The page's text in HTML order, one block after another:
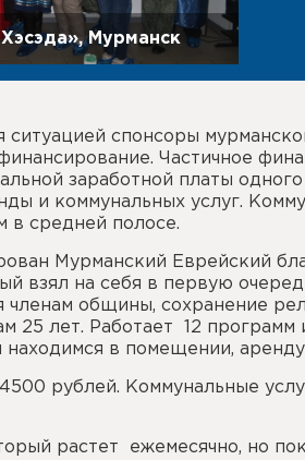
Мурманск
ситуацией спонсоры
Частичное
заработной платы
и коммунальных услуг.
в средней полосе.
Мурманский Еврейский
взял на себя в первую
общины, сохранение
25 лет. Работает 12
в помещении,
рублей. Коммунальные
растет ежемесячно, но